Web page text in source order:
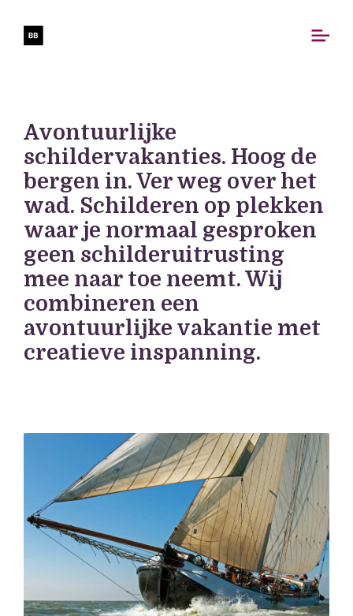
Avontuurlijke
schildervakanties. Hoog de
bergen in. Ver weg over het
wad. Schilderen op plekken
waar je normaal gesproken
geen schilderuitrusting
mee naar toe neemt. Wij
combineren een
avontuurlijke vakantie met
creatieve inspanning.